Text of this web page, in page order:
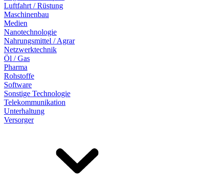
Luftfahrt / Rüstung
Maschinenbau
Medien
Nanotechnologie
Nahrungsmittel / Agrar
Netzwerktechnik
Öl / Gas
Pharma
Rohstoffe
Software
Sonstige Technologie
Telekommunikation
Unterhaltung
Versorger